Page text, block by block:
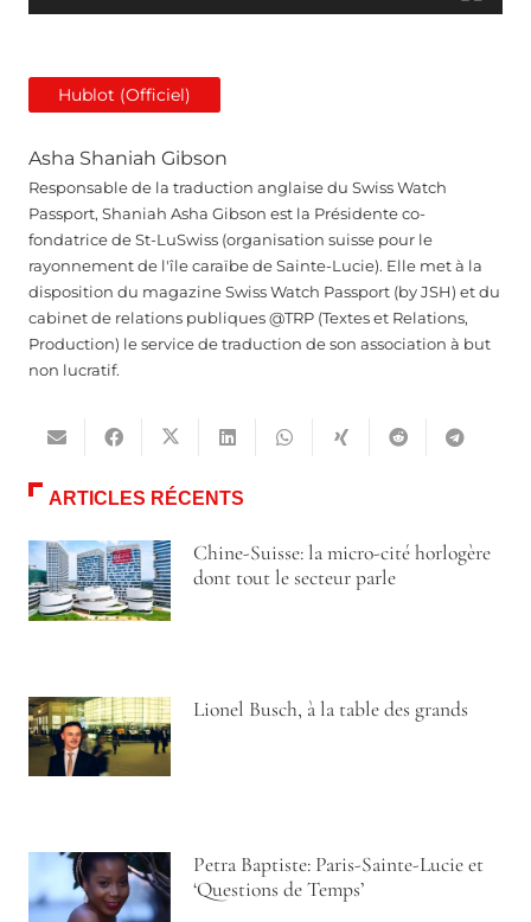
Hublot (Officiel)
Asha Shaniah Gibson
Responsable de la traduction anglaise du Swiss Watch
Passport, Shaniah Asha Gibson est la Présidente co-
fondatrice de St-LuSwiss (organisation suisse pour le
rayonnement de l'île caraïbe de Sainte-Lucie). Elle met à la
disposition du magazine Swiss Watch Passport (by JSH) et du
cabinet de relations publiques @TRP (Textes et Relations,
Production) le service de traduction de son association à but
non lucratif.
ARTICLES RÉCENTS
Chine-Suisse: la micro-cité horlogère
dont tout le secteur parle
Lionel Busch, à la table des grands
Petra Baptiste: Paris-Sainte-Lucie et
‘Questions de Temps’